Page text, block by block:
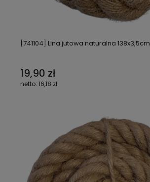
[741104] Lina jutowa naturalna 138x3,5cm
19,90 zł
16,18 zł